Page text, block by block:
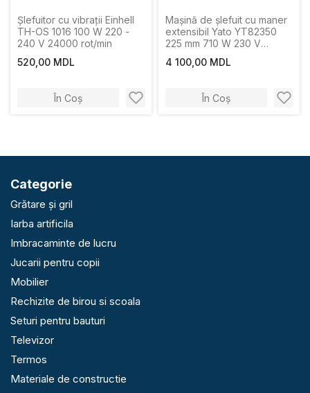
Șlefuitor cu vibrații Einhell
TH-OS 1016 100 W 220 -
240 V 24000 rot/min
520,00 MDL
În Coș
Maşină de şlefuit cu maner
extensibil Yato YT82350
225 mm 710 W 230 V
4 100,00 MDL
În Coș
Categorie
Grătare și gril
Iarba artificila
Imbracaminte de lucru
Jucarii pentru copii
Mobilier
Rechizite de birou si scoala
Seturi pentru bauturi
Televizor
Termos
Materiale de constructie